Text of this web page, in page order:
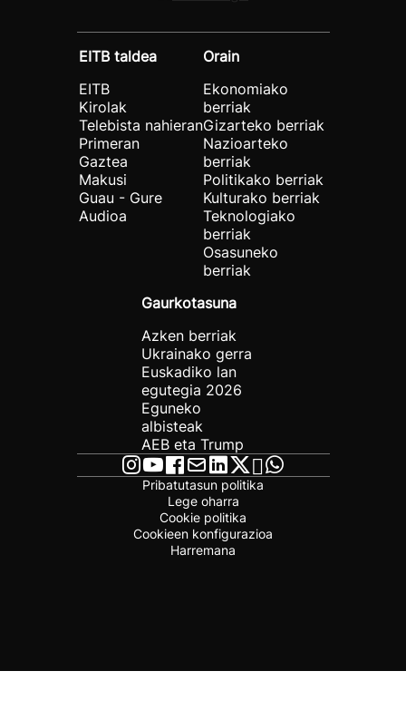
EITB taldea
EITB
Kirolak
Telebista nahieran
Primeran
Gaztea
Makusi
Guau - Gure
Audioa
Orain
Ekonomiako
berriak
Gizarteko berriak
Nazioarteko
berriak
Politikako berriak
Kulturako berriak
Teknologiako
berriak
Osasuneko
berriak
Gaurkotasuna
Azken berriak
Ukrainako gerra
Euskadiko lan
egutegia 2026
Eguneko
albisteak
AEB eta Trump
Pribatutasun politika
Lege oharra
Cookie politika
Cookieen konfigurazioa
Harremana